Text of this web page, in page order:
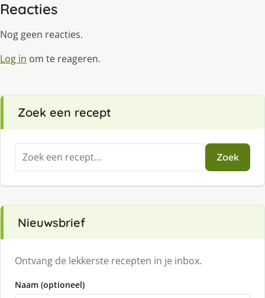
Reacties
Nog geen reacties.
Log in om te reageren.
Zoek een recept
Zoeken
naar:
Zoek
Nieuwsbrief
Ontvang de lekkerste recepten in je inbox.
Naam (optioneel)